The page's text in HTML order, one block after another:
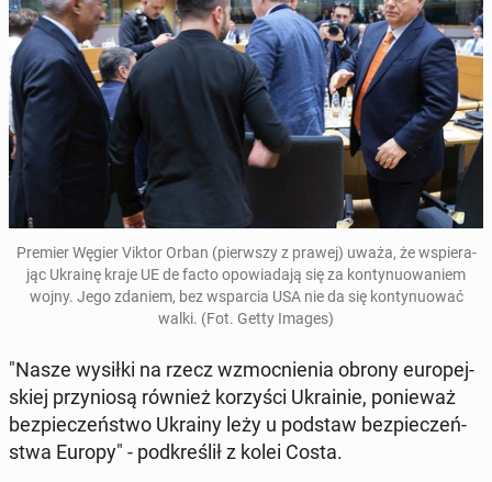
Premier Węgier Viktor Orban (pierw­szy z prawej) uważa, że wspie­ra­
jąc Ukrainę kraje UE de facto opo­wia­da­ją się za kon­ty­nu­owa­niem
wojny. Jego zdaniem, bez wspar­cia USA nie da się kon­ty­nu­ować
walki. (Fot. Getty Images)
"Nasze wysiłki na rzecz wzmoc­nie­nia obrony eu­ro­pej­
skiej przy­nio­są również ko­rzy­ści Ukra­inie, po­nie­waż
bez­pie­czeń­stwo Ukrainy leży u podstaw bez­pie­czeń­
stwa Europy" - pod­kre­ślił z kolei Costa.